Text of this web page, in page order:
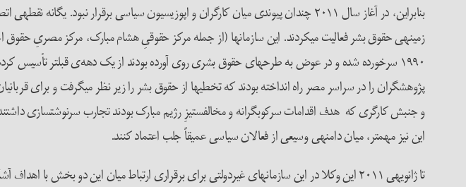
بنابراین، در آغاز سال ۲۰۱۱ چندان پیوندی میان کارگران و اپوزیسیون سیاسی برقرار
زمینه­ی حقوق بشر فعالیت می­کردند. این سازمان­ها (از جمله مرکز حقوقیِ هشام مبارک، مرکز مصریِ
۱۹۹۰ سرخورده شده و در عوض به طرح­های حقوق بشری روی آورده بودند از یک دهه‌ی قبل­تر تأسیس
پژوهشگران را در سراسر مصر راه انداخته بودند که تخطی­ها از حقوق بشر را زیر نظر می­گرفت و برای
و جنبش کارگری که هدف اقدامات سرکوبگرانه­ و مخالف­ستیزِ رژیم مبارک بودند تجارب سرنوشت­سازی
این نیز مهم­تر، میان دامنه­ی وسیعی از فعالان سیاسی عمیقاً جلب اعتماد کنند.
تا ژانویه­ی ۲۰۱۱ این وکلا در این سازمان­های غیردولتی برای برقراری ارتباط میان این دو